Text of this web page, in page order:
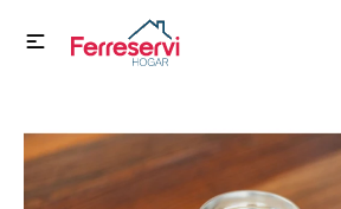

Herramientas y Construcción